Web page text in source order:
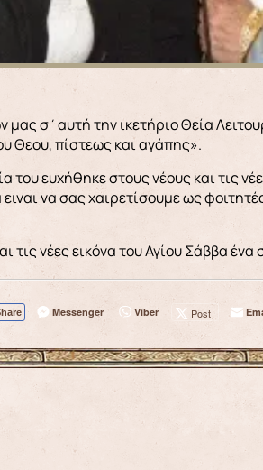
μας σ΄αυτή την ικετήριο Θεία
Θεου, πίστεως και αγάπης».
ευχήθηκε στους νέους και τις
να σας χαιρετίσουμε ως
τις νέες εικόνα του Αγίου Σάββα
Messenger Viber Post